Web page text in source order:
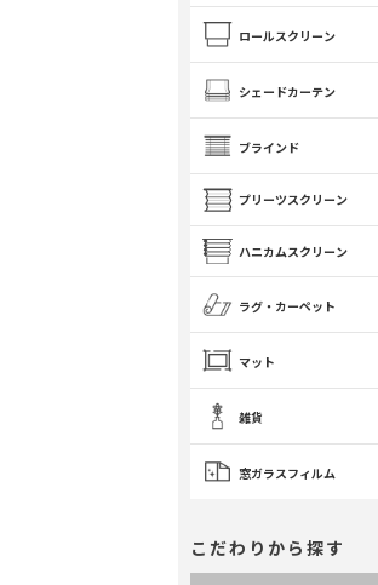
ロールスクリーン
シェードカーテン
ブラインド
プリーツスクリーン
ハニカムスクリーン
ラグ・カーペット
マット
雑貨
窓ガラスフィルム
こだわりから探す